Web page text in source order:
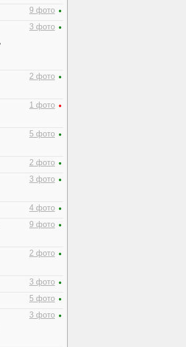
9 фото •
3 фото •
2 фото •
1 фото •
5 фото •
2 фото •
3 фото •
4 фото •
9 фото •
2 фото •
3 фото •
5 фото •
3 фото •